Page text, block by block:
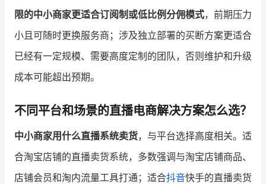
限的中小商家更适合订阅制或低比例分佣模式，前期压力
小且可随时更换服务商；涉及独立部署的买断方案更适合
已经有一定规模、需要高度定制的团队，否则维护和升级
成本可能超出预期。
不同平台和场景的直播电商解决方案怎么选？
中小商家用什么直播系统卖货，与平台选择高度相关。适
合淘宝店铺的直播卖货系统，多数强调与淘宝店铺商品、
店铺会员和淘内流量工具打通；适合抖音快手的直播卖货